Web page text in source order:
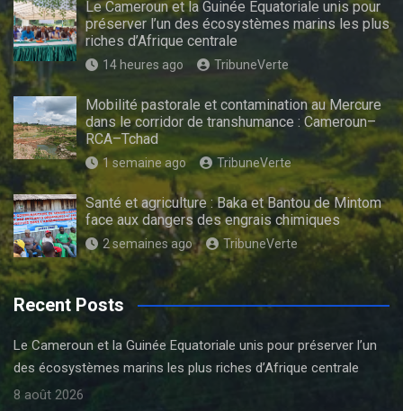
Le Cameroun et la Guinée Equatoriale unis pour
préserver l’un des écosystèmes marins les plus
riches d’Afrique centrale
14 heures ago TribuneVerte
Mobilité pastorale et contamination au Mercure
dans le corridor de transhumance : Cameroun–
RCA–Tchad
1 semaine ago TribuneVerte
Santé et agriculture : Baka et Bantou de Mintom
face aux dangers des engrais chimiques
2 semaines ago TribuneVerte
Recent Posts
Le Cameroun et la Guinée Equatoriale unis pour préserver l’un
des écosystèmes marins les plus riches d’Afrique centrale
8 août 2026